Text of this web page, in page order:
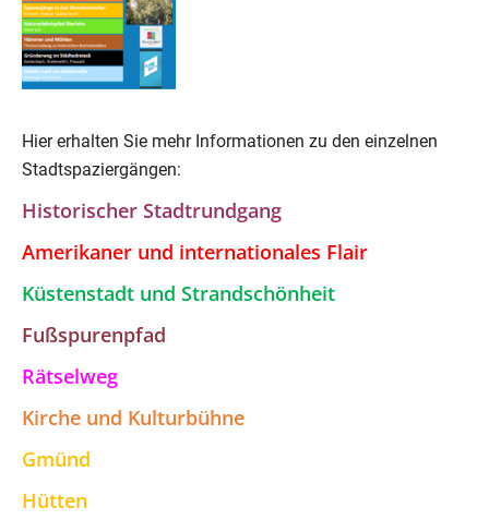
Hier erhalten Sie mehr Informationen zu den einzelnen
Stadtspaziergängen:
Historischer Stadtrundgang
Amerikaner und internationales Flair
Küstenstadt und Strandschönheit
Fußspurenpfad
Rätselweg
Kirche und Kulturbühne
Gmünd
Hütten